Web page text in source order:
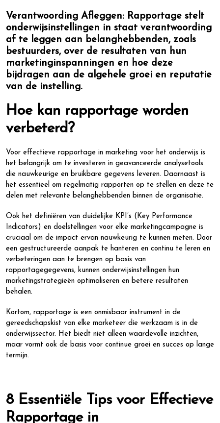
Verantwoording Afleggen: Rapportage stelt
onderwijsinstellingen in staat verantwoording
af te leggen aan belanghebbenden, zoals
bestuurders, over de resultaten van hun
marketinginspanningen en hoe deze
bijdragen aan de algehele groei en reputatie
van de instelling.
Hoe kan rapportage worden
verbeterd?
Voor effectieve rapportage in marketing voor het onderwijs is
het belangrijk om te investeren in geavanceerde analysetools
die nauwkeurige en bruikbare gegevens leveren. Daarnaast is
het essentieel om regelmatig rapporten op te stellen en deze te
delen met relevante belanghebbenden binnen de organisatie.
Ook het definiëren van duidelijke KPI’s (Key Performance
Indicators) en doelstellingen voor elke marketingcampagne is
cruciaal om de impact ervan nauwkeurig te kunnen meten. Door
een gestructureerde aanpak te hanteren en continu te leren en
verbeteringen aan te brengen op basis van
rapportagegegevens, kunnen onderwijsinstellingen hun
marketingstrategieën optimaliseren en betere resultaten
behalen.
Kortom, rapportage is een onmisbaar instrument in de
gereedschapskist van elke marketeer die werkzaam is in de
onderwijssector. Het biedt niet alleen waardevolle inzichten,
maar vormt ook de basis voor continue groei en succes op lange
termijn.
8 Essentiële Tips voor Effectieve
Rapportage in